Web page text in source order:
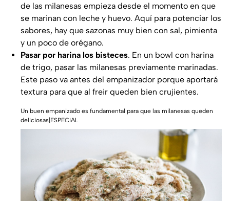
de las milanesas empieza desde el momento en que
se marinan con leche y huevo. Aquí para potenciar los
sabores, hay que sazonas muy bien con sal, pimienta
y un poco de orégano.
Pasar por harina los bisteces. En un bowl con harina
de trigo, pasar las milanesas previamente marinadas.
Este paso va antes del empanizador porque aportará
textura para que al freir queden bien crujientes.
Un buen empanizado es fundamental para que las milanesas queden
deliciosas|ESPECIAL